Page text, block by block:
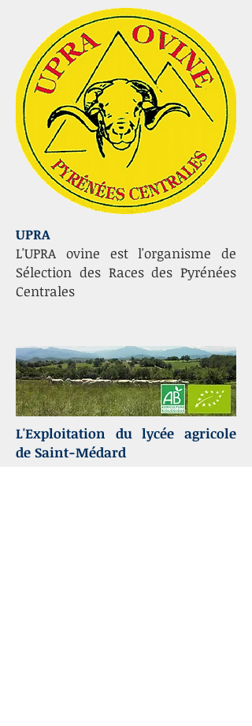
UPRA
L'UPRA ovine est l'organisme de
Sélection des Races des Pyrénées
Centrales
L'Exploitation du lycée agricole
de Saint-Médard